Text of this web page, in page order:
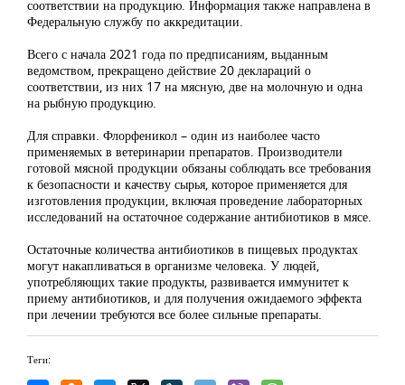
соответствии на продукцию. Информация также направлена в
Федеральную службу по аккредитации.
Всего с начала 2021 года по предписаниям, выданным
ведомством, прекращено действие 20 деклараций о
соответствии, из них 17 на мясную, две на молочную и одна
на рыбную продукцию.
Для справки. Флорфеникол – один из наиболее часто
применяемых в ветеринарии препаратов. Производители
готовой мясной продукции обязаны соблюдать все требования
к безопасности и качеству сырья, которое применяется для
изготовления продукции, включая проведение лабораторных
исследований на остаточное содержание антибиотиков в мясе.
Остаточные количества антибиотиков в пищевых продуктах
могут накапливаться в организме человека. У людей,
употребляющих такие продукты, развивается иммунитет к
приему антибиотиков, и для получения ожидаемого эффекта
при лечении требуются все более сильные препараты.
Теги: